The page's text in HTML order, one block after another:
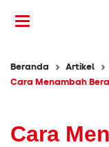
Beranda Artikel
Cara Menambah
Cara